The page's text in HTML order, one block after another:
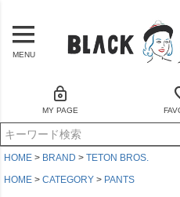
MENU
MY PAGE
HOME BRAND
TETON BROS.
HOME
CATEGORY PANTS